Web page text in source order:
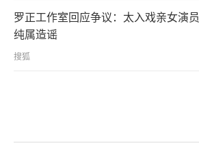
罗正工作室回应争议：太入戏亲女演员
纯属造谣
搜狐